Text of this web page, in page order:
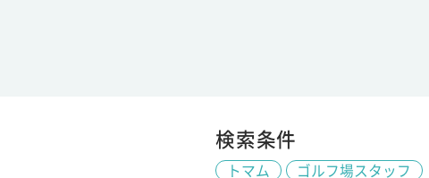
検索条件
トマム
ゴルフ場スタッフ